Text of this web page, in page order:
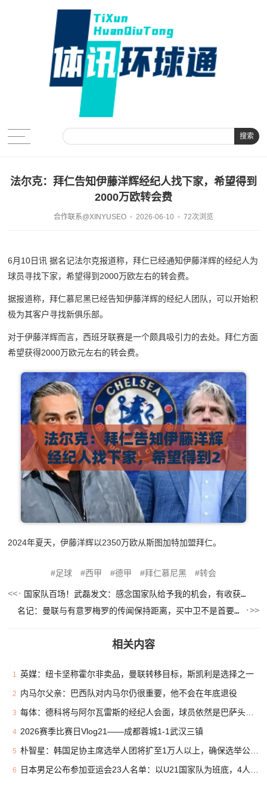
搜索
法尔克：拜仁告知伊藤洋辉经纪人找下家，希望得到
2000万欧转会费
合作联系@XINYUSEO 2026-06-10 72次浏览
6月10日讯 据名记法尔克报道称，拜仁已经通知伊藤洋辉的经纪人为
球员寻找下家，希望得到2000万欧左右的转会费。
据报道称，拜仁慕尼黑已经告知伊藤洋辉的经纪人团队，可以开始积
极为其客户寻找新俱乐部。
对于伊藤洋辉而言，西班牙联赛是一个颇具吸引力的去处。拜仁方面
希望获得2000万欧元左右的转会费。
2024年夏天，伊藤洋辉以2350万欧从斯图加特加盟拜仁。
足球 西甲 德甲 拜仁慕尼黑 转会
国家队百场！武磊发文：感念国家队给予我的机会，有收获有风雨
名记：曼联与有意罗梅罗的传闻保持距离，买中卫不是首要目标
相关内容
1 英媒：纽卡坚称霍尔非卖品，曼联转移目标，斯凯利是选择之一
2 内马尔父亲：巴西队对内马尔仍很重要，他不会在年底退役
3 每体：德科将与阿尔瓦雷斯的经纪人会面，球员依然是巴萨头号目标
4 2026赛季比赛日Vlog21——成都蓉城1-1武汉三镇
5 朴智星：韩国足协主席选举人团将扩至1万人以上，确保选举公平性
6 日本男足公布参加亚运会23人名单：以U21国家队为班底，4人留洋